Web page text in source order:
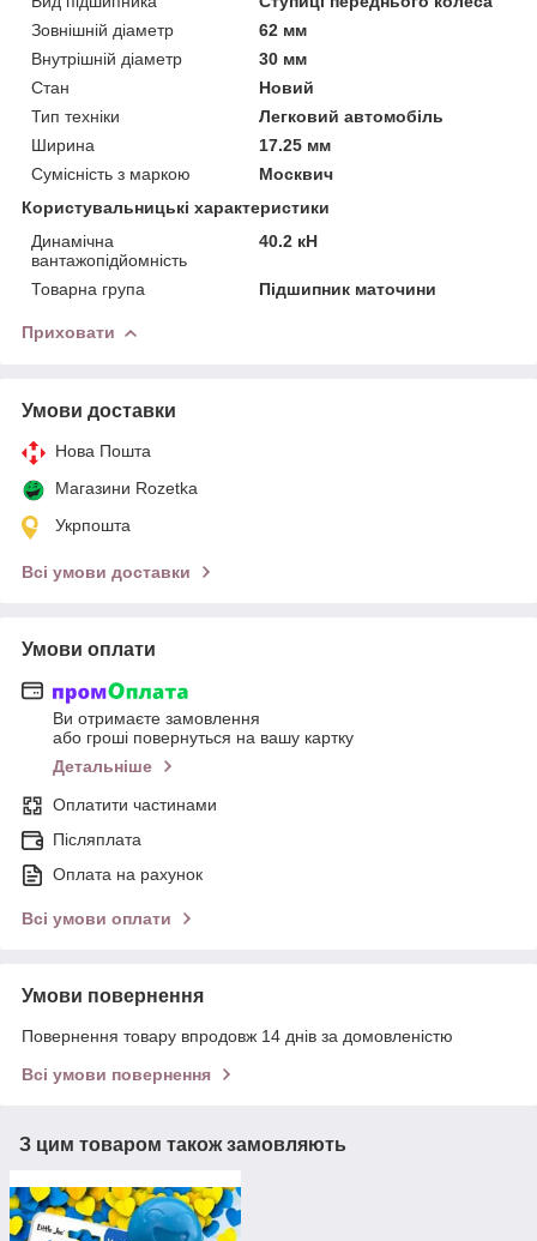
Зовнішній діаметр
62 мм
Внутрішній діаметр
30 мм
Стан
Новий
Тип техніки
Легковий автомобіль
Ширина
17.25 мм
Сумісність з маркою
Москвич
Користувальницькі характеристики
Динамічна
вантажопідйомність
40.2 кН
Товарна група Підшипник маточини
Приховати
Умови доставки
Нова Пошта
Магазини Rozetka
Укрпошта
Всі умови доставки
Умови оплати
Ви отримаєте замовлення
або гроші повернуться на вашу картку
Детальніше
Оплатити частинами
Післяплата
Оплата на рахунок
Всі умови оплати
Умови повернення
Повернення товару впродовж 14 днів за домовленістю
Всі умови повернення
З цим товаром також замовляють